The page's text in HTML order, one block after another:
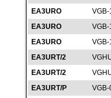
EA3URO
EA3URO
EA3URO
EA3URT/2
EA3URT/2
EA3URT/P